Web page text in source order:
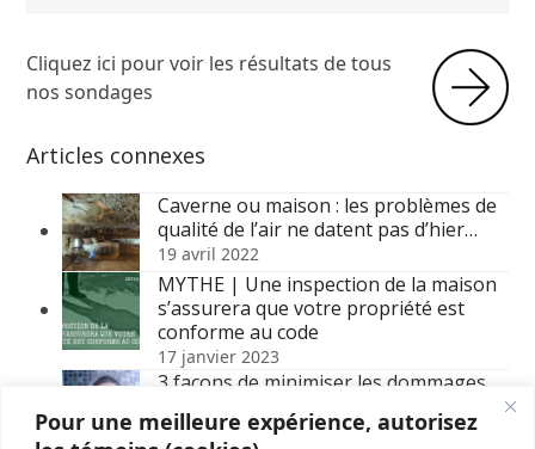
Pour une meilleure expérience, autorisez
Cliquez ici pour voir les résultats de tous
nos sondages
Articles connexes
Caverne ou maison : les problèmes de
qualité de l’air ne datent pas d’hier…
19 avril 2022
MYTHE | Une inspection de la maison
s’assurera que votre propriété est
conforme au code
17 janvier 2023
3 façons de minimiser les dommages
reliés à votre chauffe-eau
27 octobre 2016